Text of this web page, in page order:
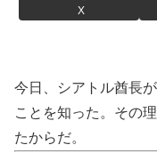
X
今日、シアトル酋長
ことを知った。その
たからだ。